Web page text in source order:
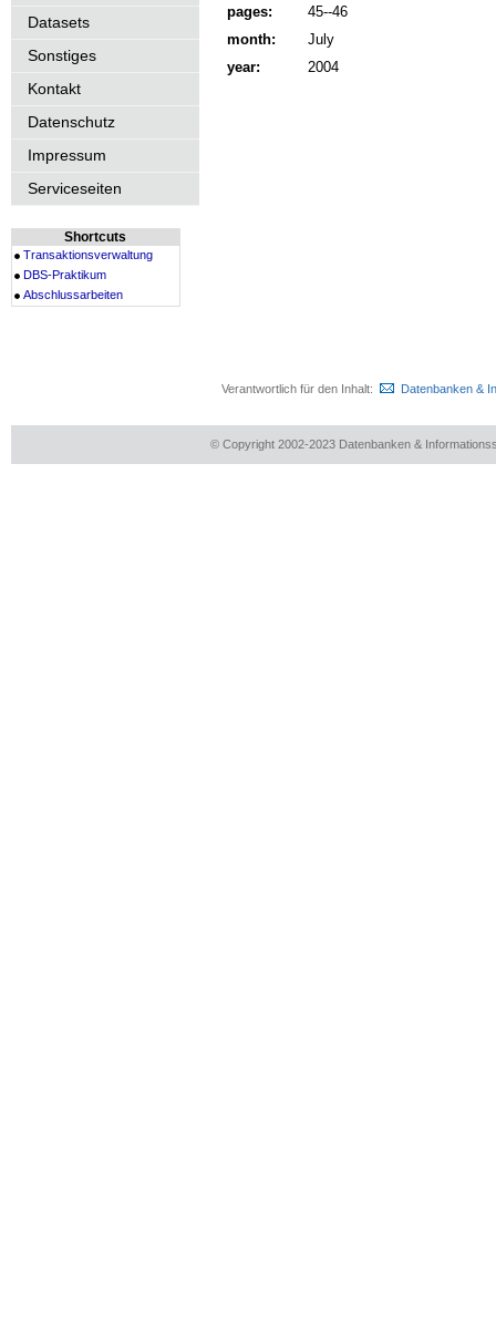
Datasets
Sonstiges
Kontakt
Datenschutz
Impressum
Serviceseiten
Shortcuts
Transaktionsverwaltung
DBS-Praktikum
Abschlussarbeiten
pages:
45--46
month:
July
year:
2004
Verantwortlich für den Inhalt: Datenbanken &
© Copyright 2002-2023 Datenbanken &